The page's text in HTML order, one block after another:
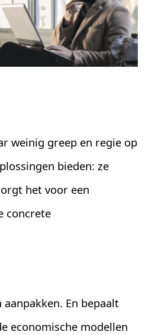
weinig greep en regie op
bieden: ze
het voor een
concrete
En bepaalt
economische modellen